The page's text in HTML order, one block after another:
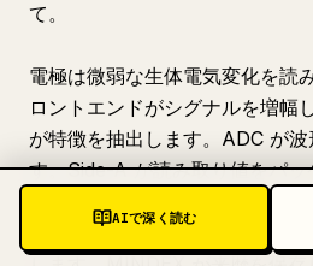
て。
電極は微弱な生体電気変化を読
ロントエンドがシグナルを増幅
が特徴を抽出します。ADC が波
す。Side-A が読み取り値をパ
レータが推論を実行します。
AIで深く読む